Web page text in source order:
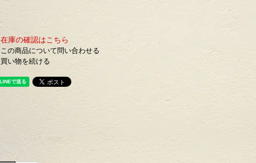
在庫の確認はこちら
この商品について問い合わせる
買い物を続ける